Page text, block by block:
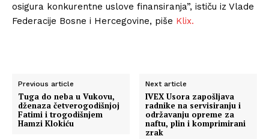
osigura konkurentne uslove finansiranja”, ističu iz Vlade
Federacije Bosne i Hercegovine, piše Klix.
Previous article
Tuga do neba u Vukovu,
dženaza četverogodišnjoj
Fatimi i trogodišnjem
Hamzi Klokiću
Next article
IVEX Usora zapošljava
radnike na servisiranju i
održavanju opreme za
naftu, plin i komprimirani
zrak